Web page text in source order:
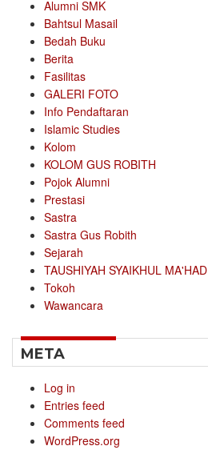
Alumni SMK
Bahtsul Masail
Bedah Buku
Berita
Fasilitas
GALERI FOTO
Info Pendaftaran
Islamic Studies
Kolom
KOLOM GUS ROBITH
Pojok Alumni
Prestasi
Sastra
Sastra Gus Robith
Sejarah
TAUSHIYAH SYAIKHUL MA'HAD
Tokoh
Wawancara
META
Log in
Entries feed
Comments feed
WordPress.org